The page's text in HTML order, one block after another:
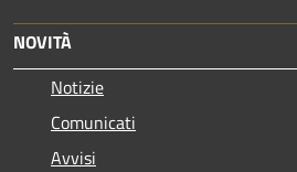
NOVITÀ
Notizie
Comunicati
Avvisi